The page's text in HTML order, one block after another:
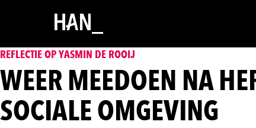
REFLECTIE OP YASMIN DE ROOIJ
WEER MEEDOEN NA
SOCIALE OMGEVING